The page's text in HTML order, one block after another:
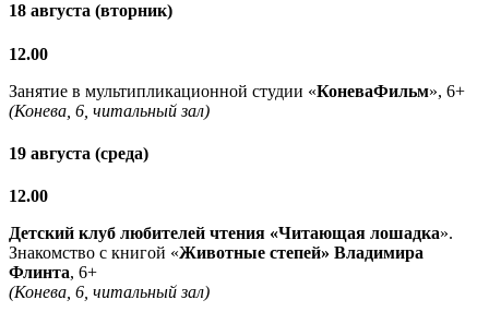
18 августа (вторник)
12.00
Занятие в мультипликационной студии «КоневаФильм», 6+
(Конева, 6, читальный зал)
19 августа (среда)
12.00
Детский клуб любителей чтения «Читающая лошадка».
Знакомство с книгой «Животные степей» Владимира
Флинта, 6+
(Конева, 6, читальный зал)